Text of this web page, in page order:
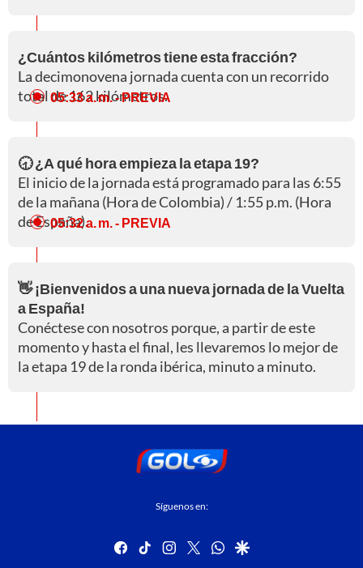
¿Cuántos kilómetros tiene esta fracción?
La decimonovena jornada cuenta con un recorrido
total de 162 kilómetros.
05:33 a. m.- PREVIA
🕣 ¿A qué hora empieza la etapa 19?
El inicio de la jornada está programado para las 6:55
de la mañana (Hora de Colombia) / 1:55 p.m. (Hora
de España).
05:32 a. m.- PREVIA
👋 ¡Bienvenidos a una nueva jornada de la Vuelta
a España!
Conéctese con nosotros porque, a partir de este
momento y hasta el final, les llevaremos lo mejor de
la etapa 19 de la ronda ibérica, minuto a minuto.
Síguenos en:
facebook
tiktok instagram
twitterwhatsapp
google